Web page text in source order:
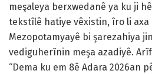
meşaleya berxwedanê ya ku ji
tekstîlê hatiye vêxistin, îro li axa
Mezopotamyayê bi şarezahiya
vediguherînin meşa azadiyê.
“Dema ku em 8ê Adara 2026an